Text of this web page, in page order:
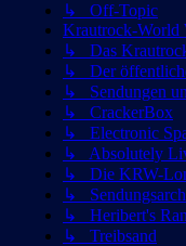
↳ Off-Topic
Krautrock-World
↳ Das
↳ Der
↳ Sendungen
↳ CrackerBox
↳ Electronic
↳ Absolutely
↳ Die KRW-
↳
↳ Heribert's
↳ Treibsand